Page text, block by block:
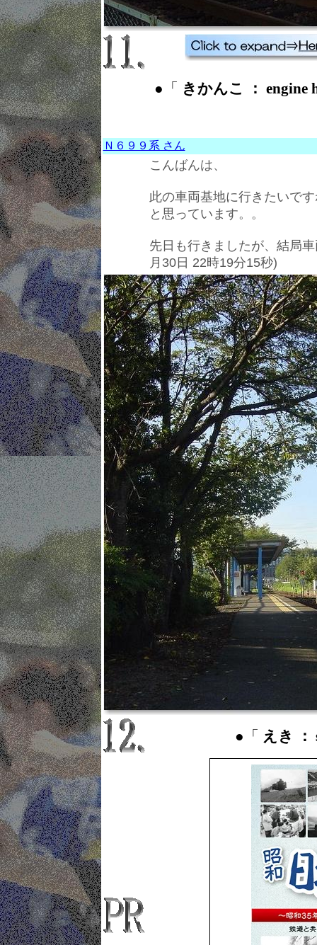
●「 きかんこ ： engine
Ｎ６９９系 さん
こんばんは、
此の車両基地に行きたいで
と思っています。。
先日も行きましたが、結局
月30日 22時19分15秒)
●「 えき ：